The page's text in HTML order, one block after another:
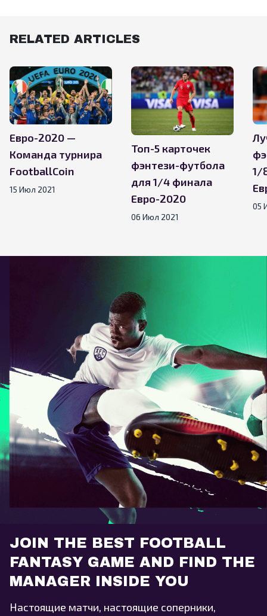
RELATED ARTICLES
Евро-2020 —
Команда турнира
FootballCoin
15 Июл 2021
Топ-5 карточек
фэнтези-футбола
для 1/4 финала
Евро-2020
06 Июл 2021
1/
05
JOIN THE BEST FOOTBALL
FANTASY GAME AND FIND THE
MANAGER INSIDE YOU
Настоящие матчи, настоящие соперники,